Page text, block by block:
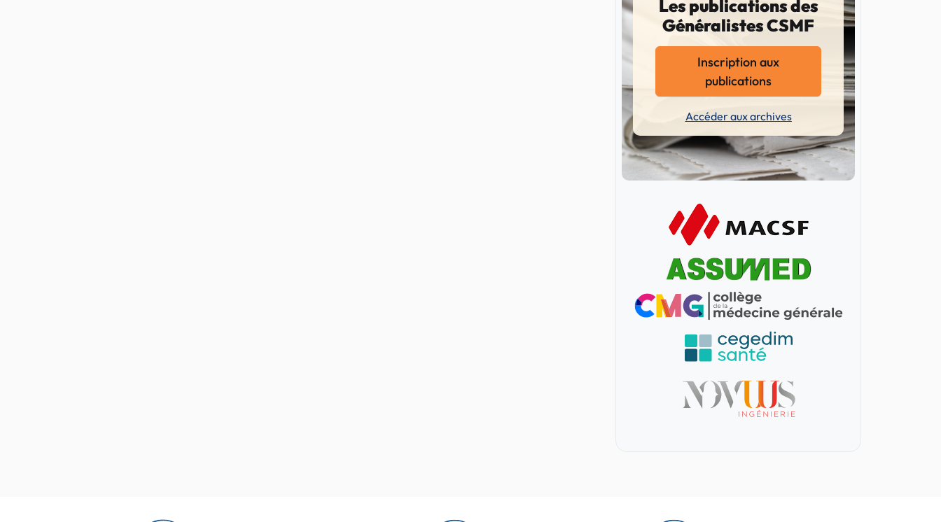
Les publications des
Généralistes CSMF
Inscription aux
publications
Accéder aux archives